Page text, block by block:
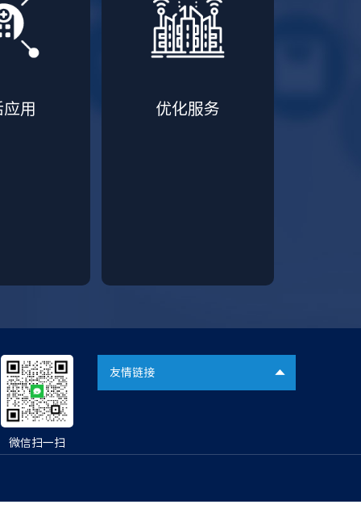
用 优化服务
友情链接
微信扫一扫